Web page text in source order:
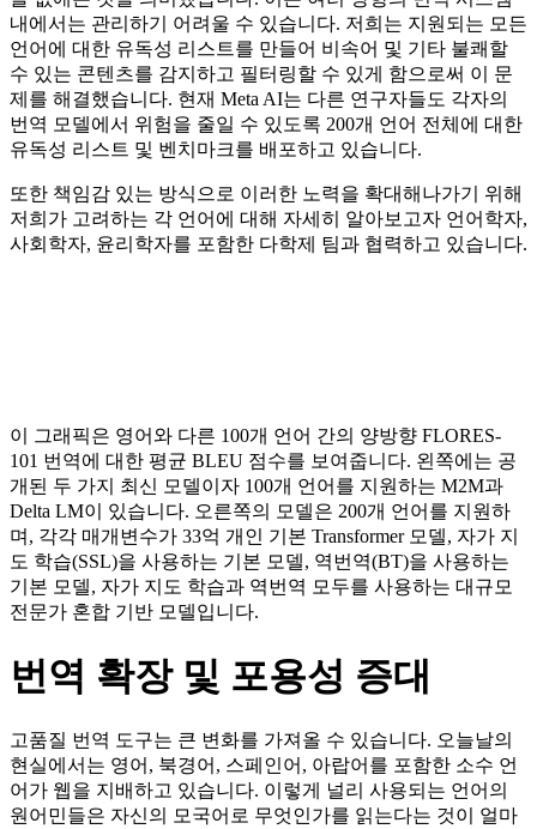
내에서는 관리하기 어려울 수 있습니다. 저희는 지원되는 모든
언어에 대한 유독성 리스트를 만들어 비속어 및 기타 불쾌할
수 있는 콘텐츠를 감지하고 필터링할 수 있게 함으로써 이 문
제를 해결했습니다. 현재 Meta AI는 다른 연구자들도 각자의
번역 모델에서 위험을 줄일 수 있도록 200개 언어 전체에 대한
유독성 리스트 및 벤치마크를 배포하고 있습니다.
또한 책임감 있는 방식으로 이러한 노력을 확대해나가기 위해
저희가 고려하는 각 언어에 대해 자세히 알아보고자 언어학자,
사회학자, 윤리학자를 포함한 다학제 팀과 협력하고 있습니다.
이 그래픽은 영어와 다른 100개 언어 간의 양방향 FLORES-
101 번역에 대한 평균 BLEU 점수를 보여줍니다. 왼쪽에는 공
개된 두 가지 최신 모델이자 100개 언어를 지원하는 M2M과
Delta LM이 있습니다. 오른쪽의 모델은 200개 언어를 지원하
며, 각각 매개변수가 33억 개인 기본 Transformer 모델, 자가 지
도 학습(SSL)을 사용하는 기본 모델, 역번역(BT)을 사용하는
기본 모델, 자가 지도 학습과 역번역 모두를 사용하는 대규모
전문가 혼합 기반 모델입니다.
번역 확장 및 포용성 증대
고품질 번역 도구는 큰 변화를 가져올 수 있습니다. 오늘날의
현실에서는 영어, 북경어, 스페인어, 아랍어를 포함한 소수 언
어가 웹을 지배하고 있습니다. 이렇게 널리 사용되는 언어의
원어민들은 자신의 모국어로 무엇인가를 읽는다는 것이 얼마